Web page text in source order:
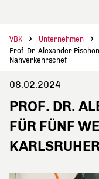
VBK Unternehmen
Prof. Dr. Alexander
Nahverkehrschef
08.02.2024
PROF. DR.
FÜR FÜNF